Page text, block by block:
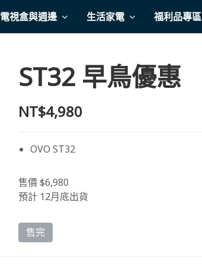
電視盒與週邊 生活家電 福利品專區
ST32 早鳥優惠
NT$4,980
OVO ST32
售價 $6,980
預計 12月底出貨
售完